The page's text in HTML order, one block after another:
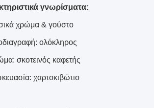
γνωρίσματα:
χρώμα & γούστο
ολόκληρος
σκοτεινός καφετής
χαρτοκιβώτιο